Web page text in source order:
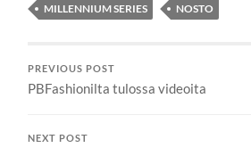
MILLENNIUM SERIES NOSTO
PREVIOUS POST
PBFashionilta tulossa videoita
NEXT POST